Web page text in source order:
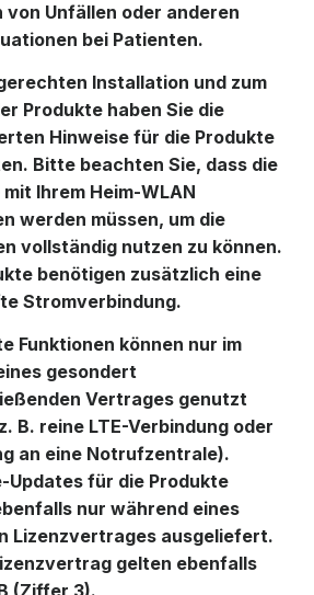
von Unfällen oder anderen
bei Patienten.
Installation und zum
Produkte haben Sie die
Hinweise für die Produkte
Bitte beachten Sie, dass die
Ihrem Heim-WLAN
werden müssen, um die
vollständig nutzen zu können.
benötigen zusätzlich eine
Stromverbindung.
Funktionen können nur im
gesondert
Vertrages genutzt
B. reine LTE-Verbindung oder
an eine Notrufzentrale).
Updates für die Produkte
nur während eines
Lizenzvertrages ausgeliefert.
gelten ebenfalls
(Ziffer 3).